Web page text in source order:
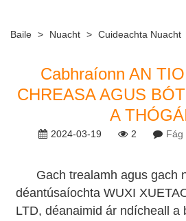
Baile > Nuacht > Cuideachta Nuacht
Cabhraíonn AN
CHREASA AGUS
A
2024-03-19 2 Fág
Gach trealamh agus gach
déantúsaíochta WUXI
LTD, déanaimid ár ndícheall a